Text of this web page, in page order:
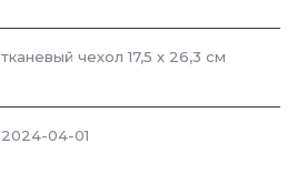
тканевый чехол 17,5 х 26,3 см
2024-04-01